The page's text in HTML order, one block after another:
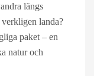
längs
landa?
paket – en
natur och